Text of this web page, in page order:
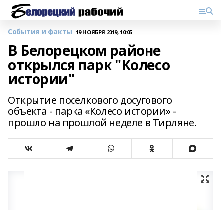
События и факты 19 НОЯБРЯ 2019, 10:05
В Белорецком районе
открылся парк "Колесо
истории"
Открытие поселкового досугового
объекта - парка «Колесо истории» -
прошло на прошлой неделе в Тирляне.